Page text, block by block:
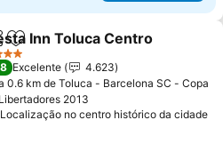
Adicionar aos favoritos
Inn Toluca Centro
Excelente
4.623
0.6 km de Toluca - Barcelona SC - Copa
Libertadores 2013
Localização no centro histórico da cidade